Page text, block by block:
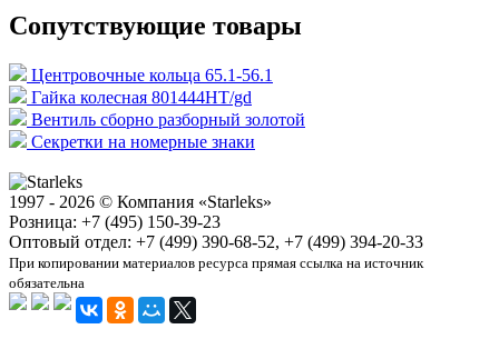
Сопутствующие товары
Центровочные кольца 65.1-56.1
Гайка колесная 801444HT/gd
Вентиль сборно разборный золотой
Секретки на номерные знаки
1997 - 2026 © Компания «Starleks»
Розница: +7 (495) 150-39-23
Оптовый отдел: +7 (499) 390-68-52, +7 (499) 394-20-33
При копировании материалов ресурса прямая ссылка на источник
обязательна